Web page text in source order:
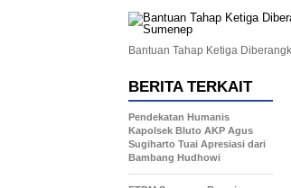
Bantuan Tahap Ketiga
BERITA TERKAIT
Pendekatan Humanis
Kapolsek Bluto AKP Agus
Sugiharto Tuai Apresiasi dari
Bambang Hudhowi